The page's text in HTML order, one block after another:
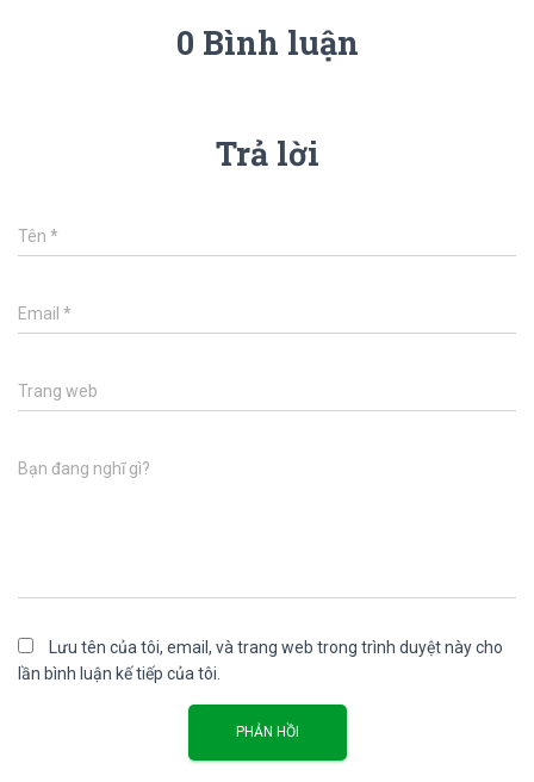
0 Bình luận
Trả lời
Tên *
Email *
Trang web
Bạn đang nghĩ gì?
Lưu tên của tôi, email, và trang web trong trình duyệt này cho
lần bình luận kế tiếp của tôi.